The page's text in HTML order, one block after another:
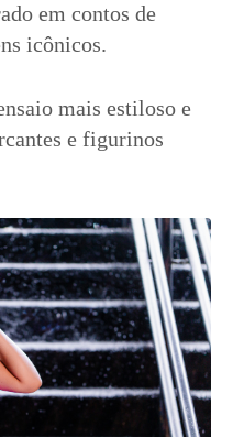
em contos de
icônicos.
mais estiloso e
e figurinos